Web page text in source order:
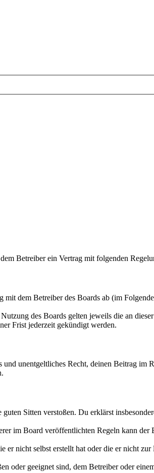
Betreiber ein Vertrag mit folgenden
dem Betreiber des Boards ab (im
des Boards gelten jeweils die an
Frist jederzeit gekündigt werden.
unentgeltliches Recht, deinen Beitrag im
Sitten verstoßen. Du erklärst
im Board veröffentlichten Regeln kann
nicht selbst erstellt hat oder die er nicht zur
oder geeignet sind, dem Betreiber oder